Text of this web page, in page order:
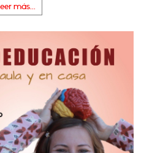
más...